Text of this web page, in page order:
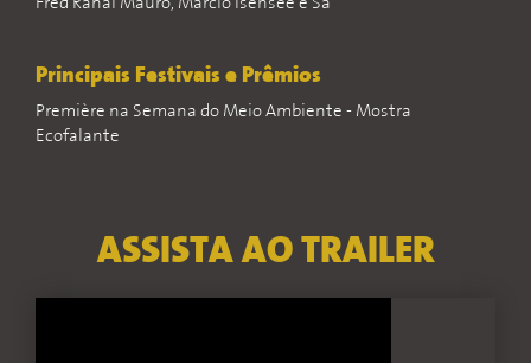
Fred Rahal Mauro, Marcio Isensee e Sá
Principais Festivais e Prêmios
Première na Semana do Meio Ambiente - Mostra
Ecofalante
ASSISTA AO TRAILER